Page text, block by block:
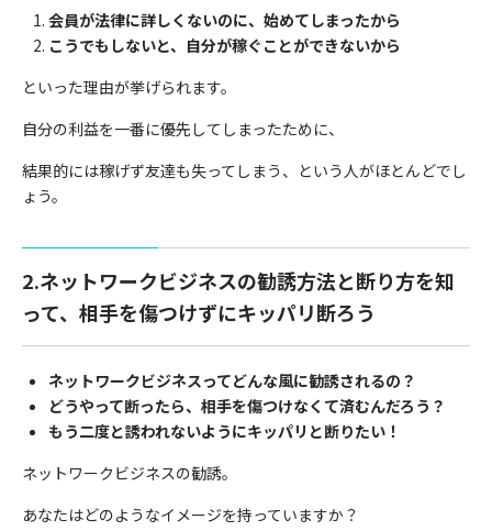
会員が法律に詳しくないのに、始めてしまったから
こうでもしないと、自分が稼ぐことができないから
といった理由が挙げられます。
自分の利益を一番に優先してしまったために、
結果的には稼げず友達も失ってしまう、という人がほとんどでし
ょう。
2.ネットワークビジネスの勧誘方法と断り方を知
って、相手を傷つけずにキッパリ断ろう
ネットワークビジネスってどんな風に勧誘されるの？
どうやって断ったら、相手を傷つけなくて済むんだろう？
もう二度と誘われないようにキッパリと断りたい！
ネットワークビジネスの勧誘。
あなたはどのようなイメージを持っていますか？